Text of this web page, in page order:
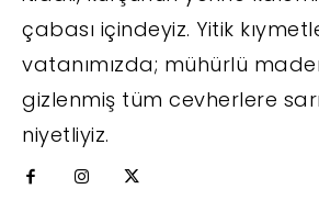
çabası içindeyiz. Yitik
vatanımızda; mühürlü
gizlenmiş tüm cevherlere
niyetliyiz.